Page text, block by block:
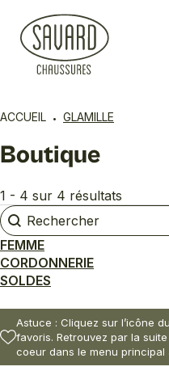
ACCUEIL GLAMILLE
Boutique
1 - 4 sur 4 résultats
Rechercher
Rechercher
FEMME
CORDONNERIE
SOLDES
Astuce : Cliquez sur l’icône
favoris. Retrouvez par la
coeur dans le menu principal